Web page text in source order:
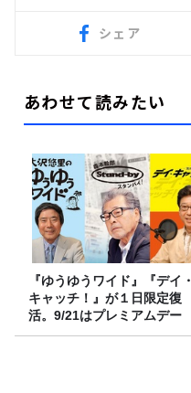
シェア
あわせて読みたい
『ゆうゆうワイド』『デイ・
キャッチ！』が１日限定復
活。9/21はプレミアムデー